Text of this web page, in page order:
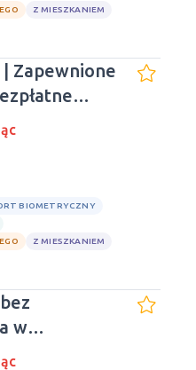
Z MIESZKANIEM
Zapewnione
BIOMETRYCZNY
Z MIESZKANIEM
w